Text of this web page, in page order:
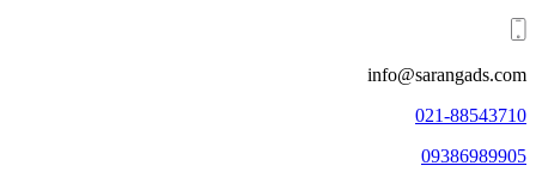
info@sarangads.com
021-88543710
09386989905